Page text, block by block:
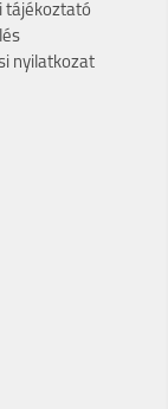
tájékoztató
nyilatkozat